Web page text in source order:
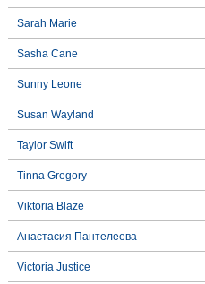
Sarah Marie
Sasha Cane
Sunny Leone
Susan Wayland
Taylor Swift
Tinna Gregory
Viktoria Blaze
Анастасия Пантелеева
Victoria Justice